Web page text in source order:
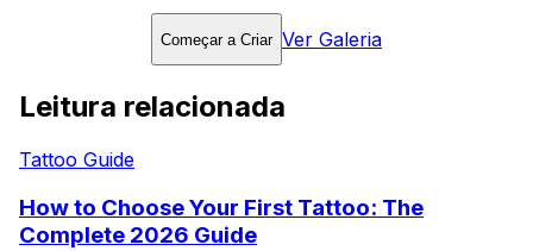
Começar a Criar Ver Galeria
Leitura relacionada
Tattoo Guide
How to Choose Your First Tattoo: The
Complete 2026 Guide